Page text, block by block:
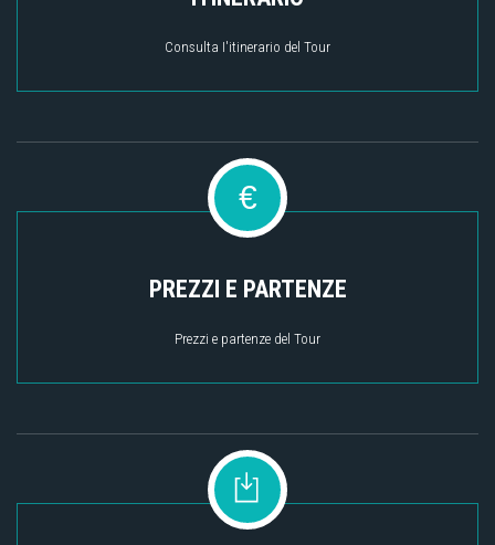
Consulta I'itinerario del Tour
€
PREZZI E PARTENZE
Prezzi e partenze del Tour